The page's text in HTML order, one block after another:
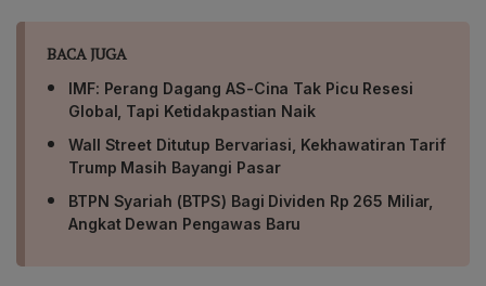
BACA JUGA
IMF: Perang Dagang AS-Cina Tak Picu Resesi
Global, Tapi Ketidakpastian Naik
Wall Street Ditutup Bervariasi, Kekhawatiran Tarif
Trump Masih Bayangi Pasar
BTPN Syariah (BTPS) Bagi Dividen Rp 265 Miliar,
Angkat Dewan Pengawas Baru